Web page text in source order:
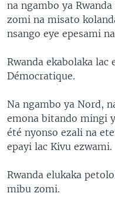
na ngambo ya
zomi na misato
nsango eye epesami
Rwanda ekabolaka lac
Démocratique.
Na ngambo ya Nord,
emona bitando mingi
été nyonso ezali na
epayi lac Kivu ezwami.
Rwanda elukaka
mibu zomi.